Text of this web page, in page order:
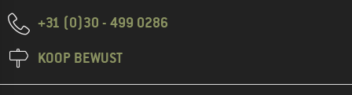
+31 (0)30 - 499 0286
KOOP BEWUST